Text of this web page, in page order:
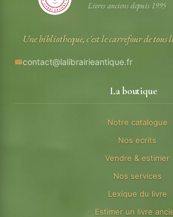
Livres anciens depuis 1995
Une bibliotheque, c'est le carrefour de tous
contact@lalibrairieantique.fr
La boutique
Notre catalogue
Nos ecrits
Vendre & estimer
Nos services
Lexique du livre
Estimer un livre